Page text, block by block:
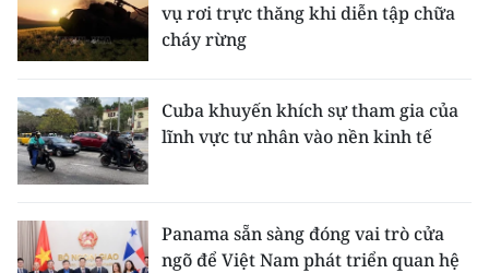
vụ rơi trực thăng khi diễn tập chữa
cháy rừng
Cuba khuyến khích sự tham gia của
lĩnh vực tư nhân vào nền kinh tế
Panama sẵn sàng đóng vai trò cửa
ngõ để Việt Nam phát triển quan hệ